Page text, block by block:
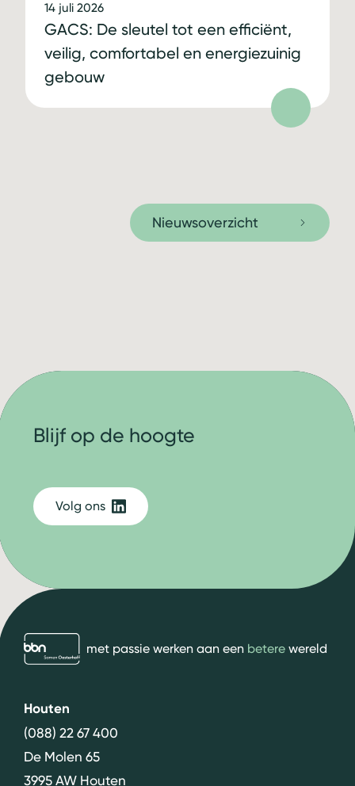
14 juli 2026
GACS: De sleutel tot een efficiënt,
veilig, comfortabel en energiezuinig
gebouw
Nieuwsoverzicht
bbn adviseursmet passie werken aan een beterewereld
Houten
(088) 22 67 400
De Molen 65
3995 AW Houten
Blijf op de hoogte
Volg ons